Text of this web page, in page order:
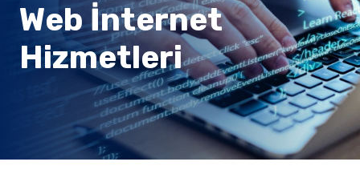
Web İnternet
Hizmetleri